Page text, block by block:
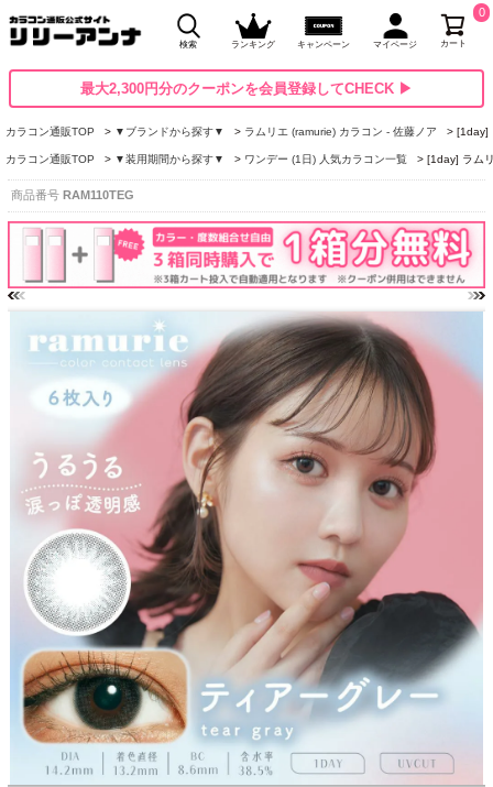
検索 ランキング キャンペーン マイページ カート
0
最大2,300円分のクーポンを会員登録してCHECK ▶
カラコン通販TOP ▼ブランドから探す▼ ラムリエ (ramurie) カラコン - 佐藤ノア [1day]
カラコン通販TOP ▼装用期間から探す▼ ワンデー (1日) 人気カラコン一覧 [1day] ラム
商品番号 RAM110TEG